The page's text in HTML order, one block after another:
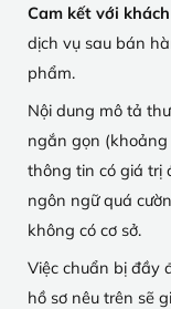
Cam kết với
dịch vụ sau bán
phẩm.
Nội dung mô tả
ngắn gọn
thông tin có giá trị
ngôn ngữ quá
không có cơ sở.
Việc chuẩn bị đầy
hồ sơ nêu trên sẽ